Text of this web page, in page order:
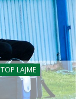
TOP LAJME